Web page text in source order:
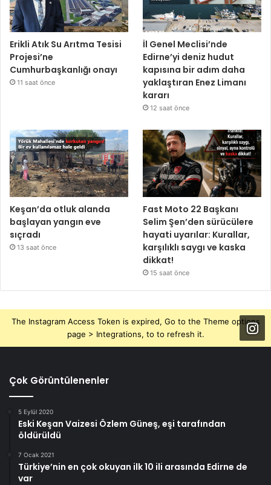
Erikli Atık Su Arıtma Tesisi
Projesi’ne
Cumhurbaşkanlığı onayı
11 saat önce
İl Genel Meclisi’nde
Edirne’yi deniz hudut
kapısına bir adım daha
yaklaştıran Enez Limanı
kararı
12 saat önce
Keşan’da otluk alanda
başlayan yangın eve
sıçradı
13 saat önce
Fast Moto 22 Başkanı
Selim Şen’den sürücülere
hayati uyarılar: Kurallar,
karşılıklı saygı ve kaska
dikkat!
15 saat önce
The Instagram Access Token is expired, Go to the Theme options
page > Integrations, to to refresh it.
Çok Görüntülenenler
5 Eylül 2020
Eski Keşan Vaizesi Özlem Güneş, eşi tarafından
öldürüldü
7 Ocak 2021
Türkiye’nin en çok okuyan ilk 10 ili arasında Edirne de
var